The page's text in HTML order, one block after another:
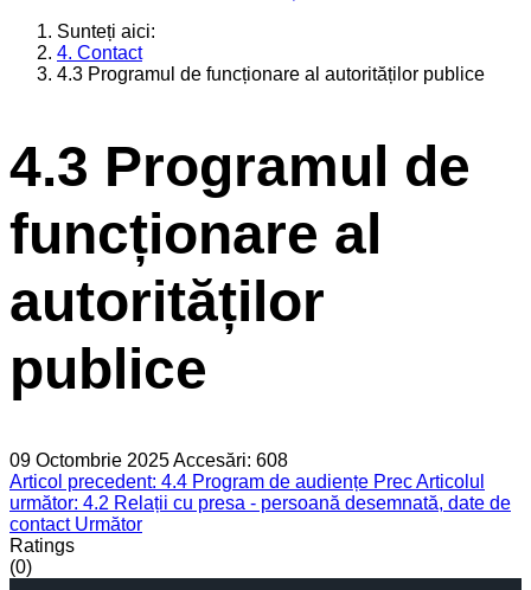
Sunteți aici:
4. Contact
4.3 Programul de funcționare al autorităților publice
4.3 Programul de
funcționare al
autorităților
publice
09 Octombrie 2025Accesări: 608
Articol precedent: 4.4 Program de audiențe PrecArticolul
următor: 4.2 Relații cu presa - persoană desemnată, date de
contact Următor
Ratings
(0)